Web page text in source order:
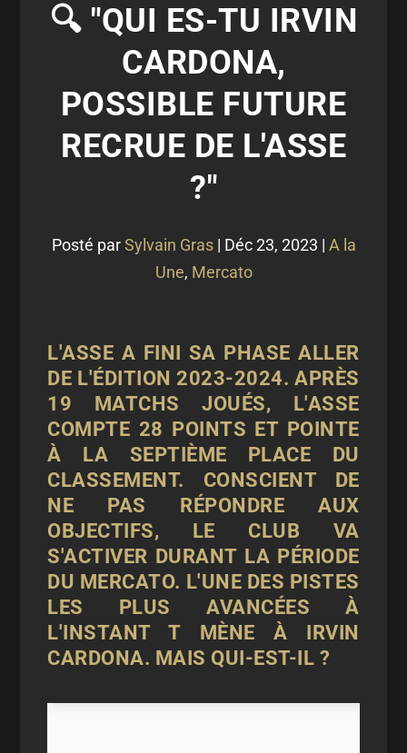
🔍 "QUI ES-TU IRVIN
CARDONA,
POSSIBLE FUTURE
RECRUE DE L'ASSE
?"
Posté parSylvain Gras| Déc 23, 2023 | A la
Une, Mercato
L'ASSE A FINI SA PHASE ALLER
DE L'ÉDITION 2023-2024. APRÈS
19 MATCHS JOUÉS, L'ASSE
COMPTE 28 POINTS ET POINTE
À LA SEPTIÈME PLACE DU
CLASSEMENT. CONSCIENT DE
NE PAS RÉPONDRE AUX
OBJECTIFS, LE CLUB VA
S'ACTIVER DURANT LA PÉRIODE
DU MERCATO. L'UNE DES PISTES
LES PLUS AVANCÉES À
L'INSTANT T MÈNE À IRVIN
CARDONA. MAIS QUI-EST-IL ?